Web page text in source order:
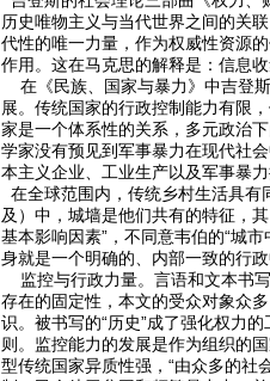
历史唯物主义与当代世界之间的关
代性的唯一力量，作为权威性资源
作用。这在马克思的解释是：信息
在《民族、国家与暴力》中吉登
展。传统国家的行政控制能力有限
家是一个体系性的关系，多元政治
学家没有预见到军事暴力在现代社
本主义企业、工业生产以及军事暴
在全球范围内，传统乡村生活具
及）中，城墙是他们共有的特征，
基本影响因素”，不同意韦伯的“城
身就是一个明确的、内部一致的行
监控与行政力量。言语和文本书
存在的固定性，本文的受众对象众
识。被书写的“历史”成了强化权力
则。监控能力的发展是作为组织的
型传统国家异质性强，“由众多的社